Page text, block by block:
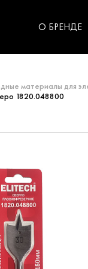
О БРЕНДЕ
материалы для
1820.048800